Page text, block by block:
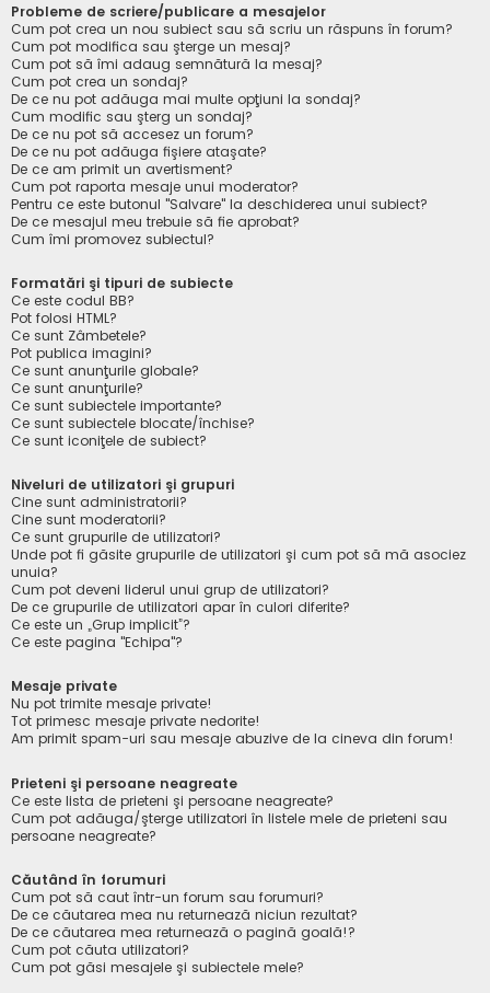
Probleme de scriere/publicare a mesajelor
Cum pot crea un nou subiect sau să scriu un răspuns în forum?
Cum pot modifica sau şterge un mesaj?
Cum pot să îmi adaug semnătură la mesaj?
Cum pot crea un sondaj?
De ce nu pot adăuga mai multe opţiuni la sondaj?
Cum modific sau şterg un sondaj?
De ce nu pot să accesez un forum?
De ce nu pot adăuga fişiere ataşate?
De ce am primit un avertisment?
Cum pot raporta mesaje unui moderator?
Pentru ce este butonul "Salvare" la deschiderea unui subiect?
De ce mesajul meu trebuie să fie aprobat?
Cum îmi promovez subiectul?
Formatări şi tipuri de subiecte
Ce este codul BB?
Pot folosi HTML?
Ce sunt Zâmbetele?
Pot publica imagini?
Ce sunt anunţurile globale?
Ce sunt anunţurile?
Ce sunt subiectele importante?
Ce sunt subiectele blocate/închise?
Ce sunt iconiţele de subiect?
Niveluri de utilizatori şi grupuri
Cine sunt administratorii?
Cine sunt moderatorii?
Ce sunt grupurile de utilizatori?
Unde pot fi găsite grupurile de utilizatori şi cum pot să mă asociez
unuia?
Cum pot deveni liderul unui grup de utilizatori?
De ce grupurile de utilizatori apar în culori diferite?
Ce este un „Grup implicit”?
Ce este pagina "Echipa"?
Mesaje private
Nu pot trimite mesaje private!
Tot primesc mesaje private nedorite!
Am primit spam-uri sau mesaje abuzive de la cineva din forum!
Prieteni şi persoane neagreate
Ce este lista de prieteni şi persoane neagreate?
Cum pot adăuga/şterge utilizatori în listele mele de prieteni sau
persoane neagreate?
Căutând în forumuri
Cum pot să caut într-un forum sau forumuri?
De ce căutarea mea nu returnează niciun rezultat?
De ce căutarea mea returnează o pagină goală!?
Cum pot căuta utilizatori?
Cum pot găsi mesajele şi subiectele mele?